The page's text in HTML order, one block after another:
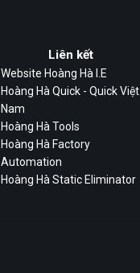
Liên kết
Website Hoàng Hà I.E
Hoàng Hà Quick - Quick Việt
Nam
Hoàng Hà Tools
Hoàng Hà Factory
Automation
Hoàng Hà Static Eliminator